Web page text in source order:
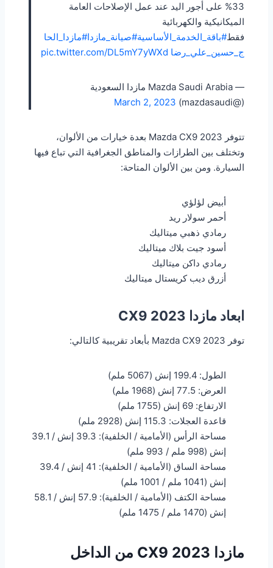
33% على أجور اليد عند عمل الإصلاحات العامة
الميكانيكية والكهربائية
فقط#باقة_الخدمة_الأساسية#صيانة_مازدا#مازدا_الحا
ج_حسين_علي_رضا pic.twitter.com/DL5mY7yWXd
— Mazda Saudi Arabia مازدا السعودية
(@mazdasaudi)
March 2, 2023
تتوفر Mazda CX9 2023 بعدة خيارات من الألوان،
وتختلف بين الطرازات والمناطق الجغرافية التي تباع فيها
السيارة. ومن بين الألوان المتاحة:
أبيض لؤلؤي
أحمر سولار ريد
رمادي ذهبي ميتاليك
أسود جيت بلاك ميتاليك
رمادي داكن ميتاليك
أزرق ديب كريستال ميتاليك
ابعاد مازدا CX9 2023
توفر Mazda CX9 2023 بأبعاد تقريبية كالتالي:
الطول: 199.4 إنش (5067 ملم)
العرض: 77.5 إنش (1968 ملم)
الارتفاع: 69 إنش (1755 ملم)
قاعدة العجلات: 115.3 إنش (2928 ملم)
مساحة الرأس (الأمامية / الخلفية): 39.3 إنش / 39.1
إنش (998 ملم / 993 ملم)
مساحة الساق (الأمامية / الخلفية): 41 إنش / 39.4
إنش (1041 ملم / 1001 ملم)
مساحة الكتف (الأمامية / الخلفية): 57.9 إنش / 58.1
إنش (1470 ملم / 1475 ملم)
مازدا CX9 2023 من الداخل